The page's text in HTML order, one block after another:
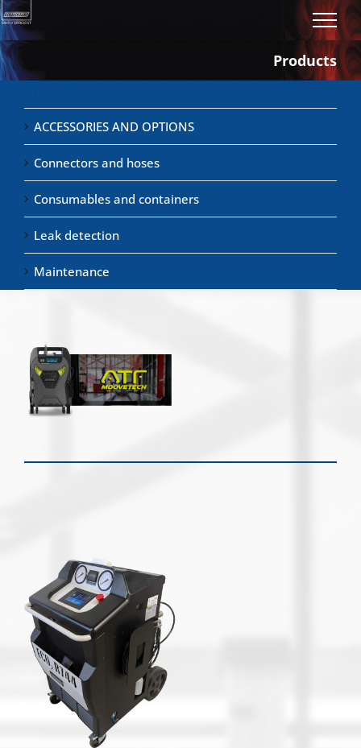
Skip
to
content
Products
ACCESSORIES AND OPTIONS
Connectors and hoses
Consumables and containers
Leak detection
Maintenance